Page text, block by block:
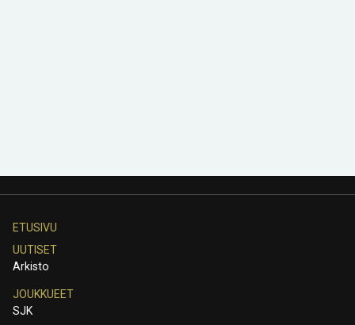
ETUSIVU
UUTISET
Arkisto
JOUKKUEET
SJK